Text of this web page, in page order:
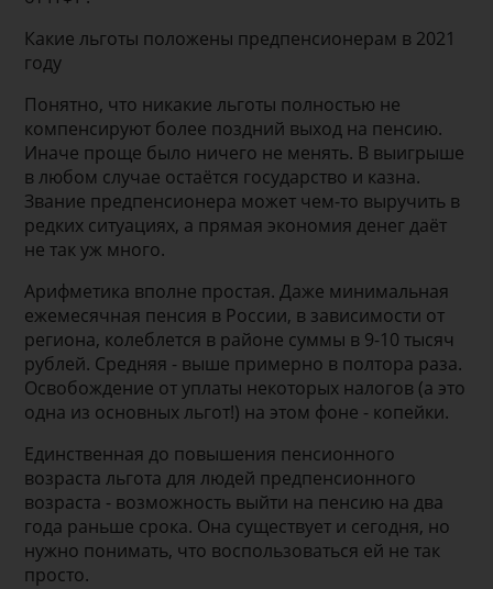
Какие льготы положены предпенсионерам в 2021
году
Понятно, что никакие льготы полностью не
компенсируют более поздний выход на пенсию.
Иначе проще было ничего не менять. В выигрыше
в любом случае остаётся государство и казна.
Звание предпенсионера может чем-то выручить в
редких ситуациях, а прямая экономия денег даёт
не так уж много.
Арифметика вполне простая. Даже минимальная
ежемесячная пенсия в России, в зависимости от
региона, колеблется в районе суммы в 9-10 тысяч
рублей. Средняя - выше примерно в полтора раза.
Освобождение от уплаты некоторых налогов (а это
одна из основных льгот!) на этом фоне - копейки.
Единственная до повышения пенсионного
возраста льгота для людей предпенсионного
возраста - возможность выйти на пенсию на два
года раньше срока. Она существует и сегодня, но
нужно понимать, что воспользоваться ей не так
просто.